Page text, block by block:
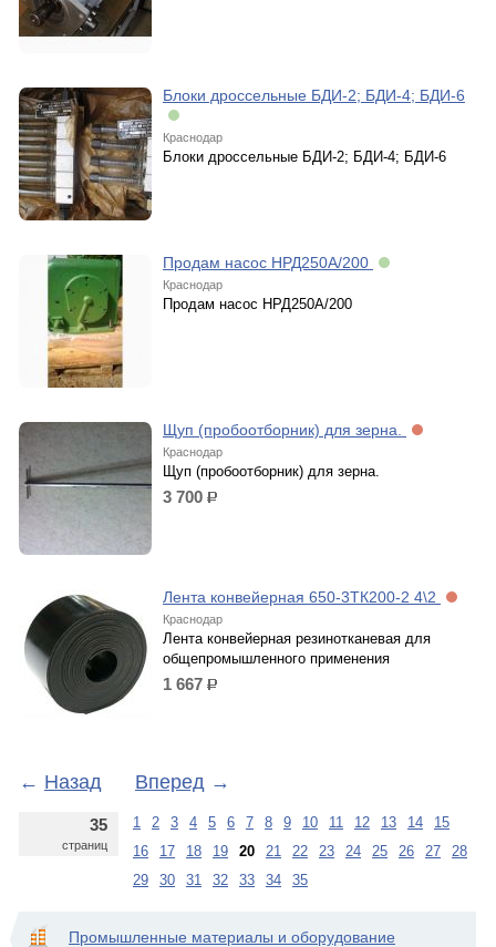
Блоки дроссельные БДИ-2; БДИ-4; БДИ-6
Краснодар
Блоки дроссельные БДИ-2; БДИ-4; БДИ-6
Продам насос НРД250А/200
Краснодар
Продам насос НРД250А/200
Щуп (пробоотборник) для зерна.
Краснодар
Щуп (пробоотборник) для зерна.
3 700 р.
Лента конвейерная 650-3ТК200-2 4\2
Краснодар
Лента конвейерная резинотканевая для
общепромышленного применения
1 667 р.
← Назад Вперед →
35
страниц
1 2 3 4 5 6 7 8 9 10 11 12 13 14
15
16
17 18 19 20 21 22 23 24 25 26 27
28
29
30 31 32 33 34 35
Промышленные материалы и оборудование